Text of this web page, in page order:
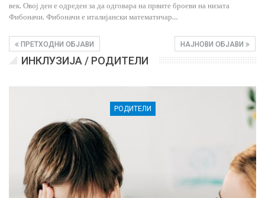
век. Овој ден е одреден за да одговара на првите броеви на низата
Фибоначи. Фибоначи е италијански математичар…
ПРЕТХОДНИ ОБЈАВИ НАЈНОВИ ОБЈАВИ
ИНКЛУЗИЈА / РОДИТЕЛИ
РОДИТЕЛИ